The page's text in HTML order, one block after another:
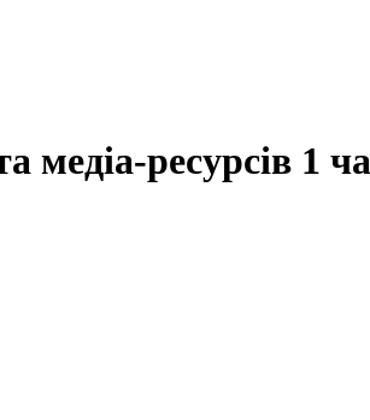
медіа-ресурсів 1